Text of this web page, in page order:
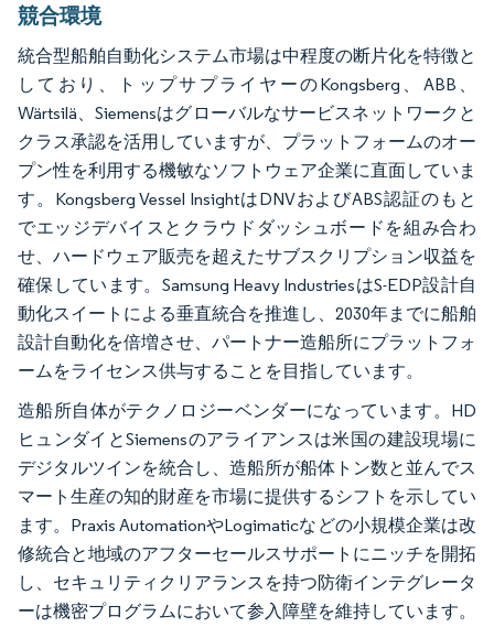
競合環境
統合型船舶自動化システム市場は中程度の断片化を特徴と
しており、トップサプライヤーのKongsberg、ABB、
Wärtsilä、Siemensはグローバルなサービスネットワークと
クラス承認を活用していますが、プラットフォームのオー
プン性を利用する機敏なソフトウェア企業に直面していま
す。Kongsberg Vessel InsightはDNVおよびABS認証のもと
でエッジデバイスとクラウドダッシュボードを組み合わ
せ、ハードウェア販売を超えたサブスクリプション収益を
確保しています。Samsung Heavy IndustriesはS-EDP設計自
動化スイートによる垂直統合を推進し、2030年までに船舶
設計自動化を倍増させ、パートナー造船所にプラットフォ
ームをライセンス供与することを目指しています。
造船所自体がテクノロジーベンダーになっています。HD
ヒュンダイとSiemensのアライアンスは米国の建設現場に
デジタルツインを統合し、造船所が船体トン数と並んでス
マート生産の知的財産を市場に提供するシフトを示してい
ます。Praxis AutomationやLogimaticなどの小規模企業は改
修統合と地域のアフターセールスサポートにニッチを開拓
し、セキュリティクリアランスを持つ防衛インテグレータ
ーは機密プログラムにおいて参入障壁を維持しています。